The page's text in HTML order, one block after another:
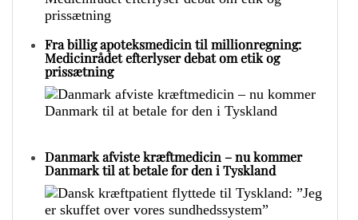
Fra billig apoteksmedicin til millionregning:
Medicinrådet efterlyser debat om etik og
prissætning
Danmark afviste kræftmedicin – nu kommer
Danmark til at betale for den i Tyskland